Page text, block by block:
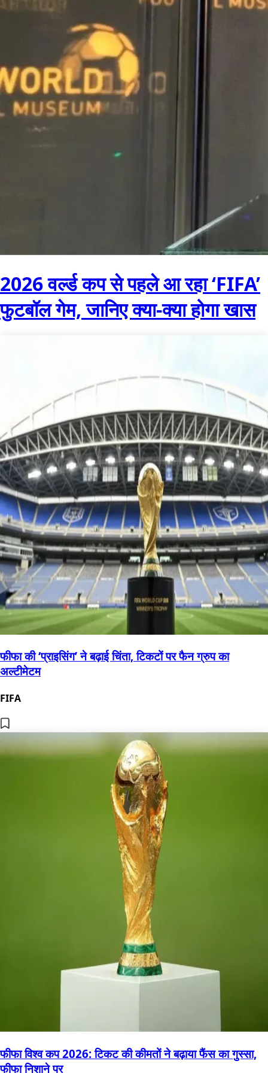
2026 वर्ल्ड कप से पहले आ रहा ‘FIFA’
फुटबॉल गेम, जानिए क्या-क्या होगा खास
फीफा की ‘प्राइसिंग’ ने बढ़ाई चिंता, टिकटों पर फैन ग्रुप का
अल्टीमेटम
FIFA
फीफा विश्व कप 2026: टिकट की कीमतों ने बढ़ाया फैंस का गुस्सा,
फीफा निशाने पर